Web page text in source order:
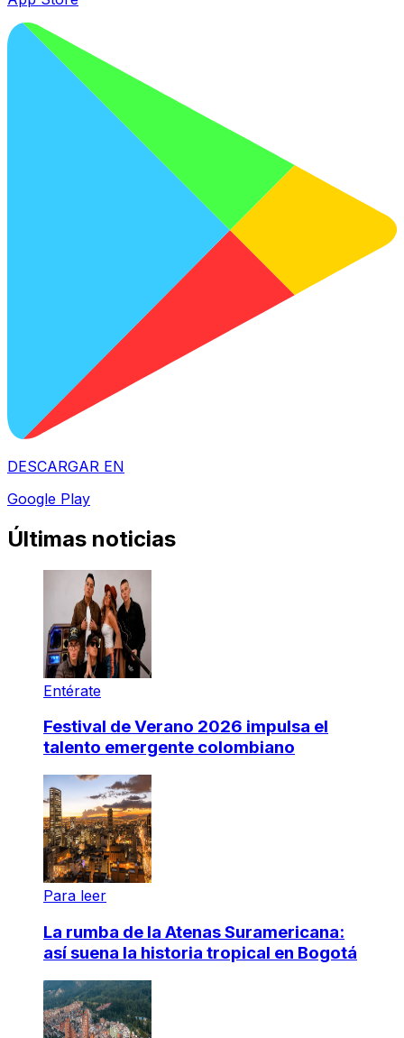
DESCARGAR EN
Google Play
Últimas noticias
Entérate
Festival de Verano 2026 impulsa el
talento emergente colombiano
Para leer
La rumba de la Atenas Suramericana:
así suena la historia tropical en Bogotá